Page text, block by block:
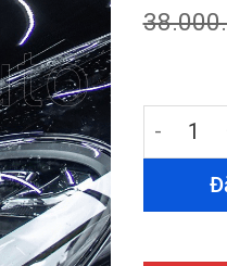
customer
ratings
Dán